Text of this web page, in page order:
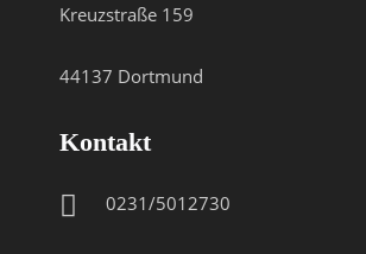
Kreuzstraße 159
44137 Dortmund
Kontakt
0231/5012730